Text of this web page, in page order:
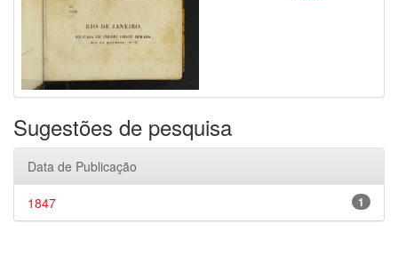
Sugestões de pesquisa
Data de Publicação
1
1847